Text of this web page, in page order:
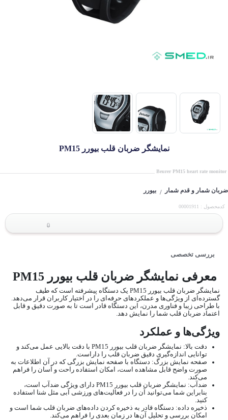
نمایشگر ضربان قلب بیورر PM15
Beurer PM15 heart rate monitor
ضربان شمار و قدم شمار / بیورر
کدمحصول : 00001911
0
بررسی تخصصی
معرفی نمایشگر ضربان قلب بیورر PM15
نمایشگر ضربان قلب بیورر PM15 یک دستگاه پیشرفته است که طیف
گسترده‌ای از ویژگی‌ها و عملکردهای حرفه‌ای را در اختیار کاربران قرار می‌دهد.
با طراحی زیبا و فناوری مدرن، این دستگاه قادر است تا به صورت دقیق و قابل
اعتماد ضربان قلب شما را نمایش دهد.
ویژگی‌ها و عملکرد
دقت بالا: نمایشگر ضربان قلب بیورر PM15 با دقت بالایی عمل می‌کند و
توانایی اندازه‌گیری دقیق ضربان قلب را داراست.
صفحه نمایش بزرگ: دستگاه با صفحه نمایش بزرگی که در آن اطلاعات به
صورت واضح قابل مشاهده است، امکان استفاده راحت و آسان را فراهم
می‌کند.
ضدآب: نمایشگر ضربان قلب بیورر PM15 دارای ویژگی ضدآب است،
بنابراین شما می‌توانید آن را در فعالیت‌های ورزشی آبی مثل شنا استفاده
کنید.
ذخیره داده: دستگاه قادر به ذخیره کردن داده‌های ضربان قلب شما است و
امکان بررسی و تحلیل آن‌ها در زمان بعدی را فراهم می‌کند.